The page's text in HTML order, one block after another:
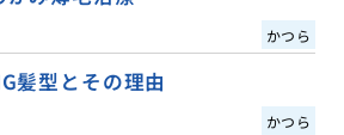
かつら
髪型とその理由
かつら